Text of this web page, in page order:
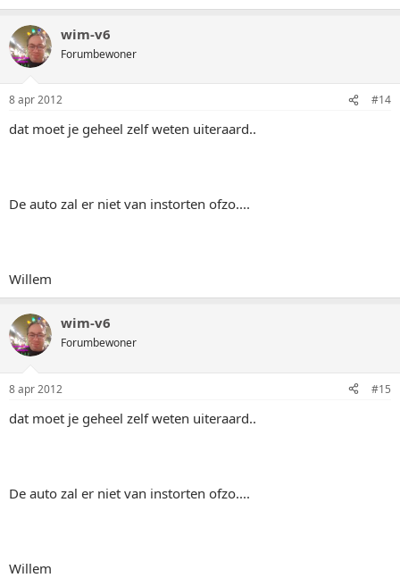
wim-v6
Forumbewoner
8 apr 2012 #14
dat moet je geheel zelf weten uiteraard..
De auto zal er niet van instorten ofzo....
Willem
wim-v6
Forumbewoner
8 apr 2012 #15
dat moet je geheel zelf weten uiteraard..
De auto zal er niet van instorten ofzo....
Willem